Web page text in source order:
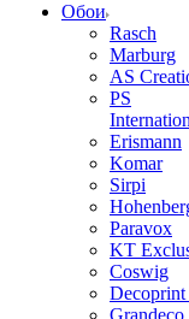
Обои
Rasch
Marburg
AS
PS
Erismann
Komar
Sirpi
Paravox
KT
Coswig
Grandeco